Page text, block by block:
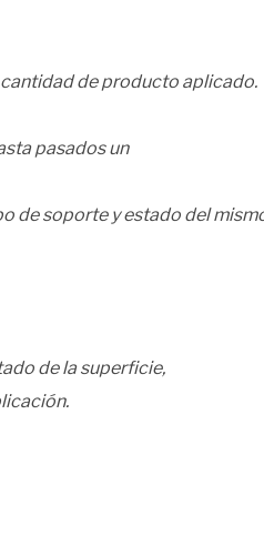
de producto aplicado.
pasados un
de soporte y estado del
de la superficie,